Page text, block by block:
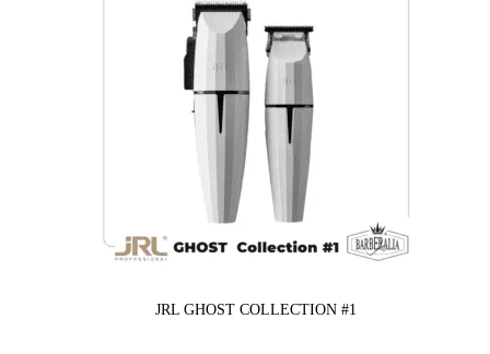
JRL GHOST COLLECTION #1